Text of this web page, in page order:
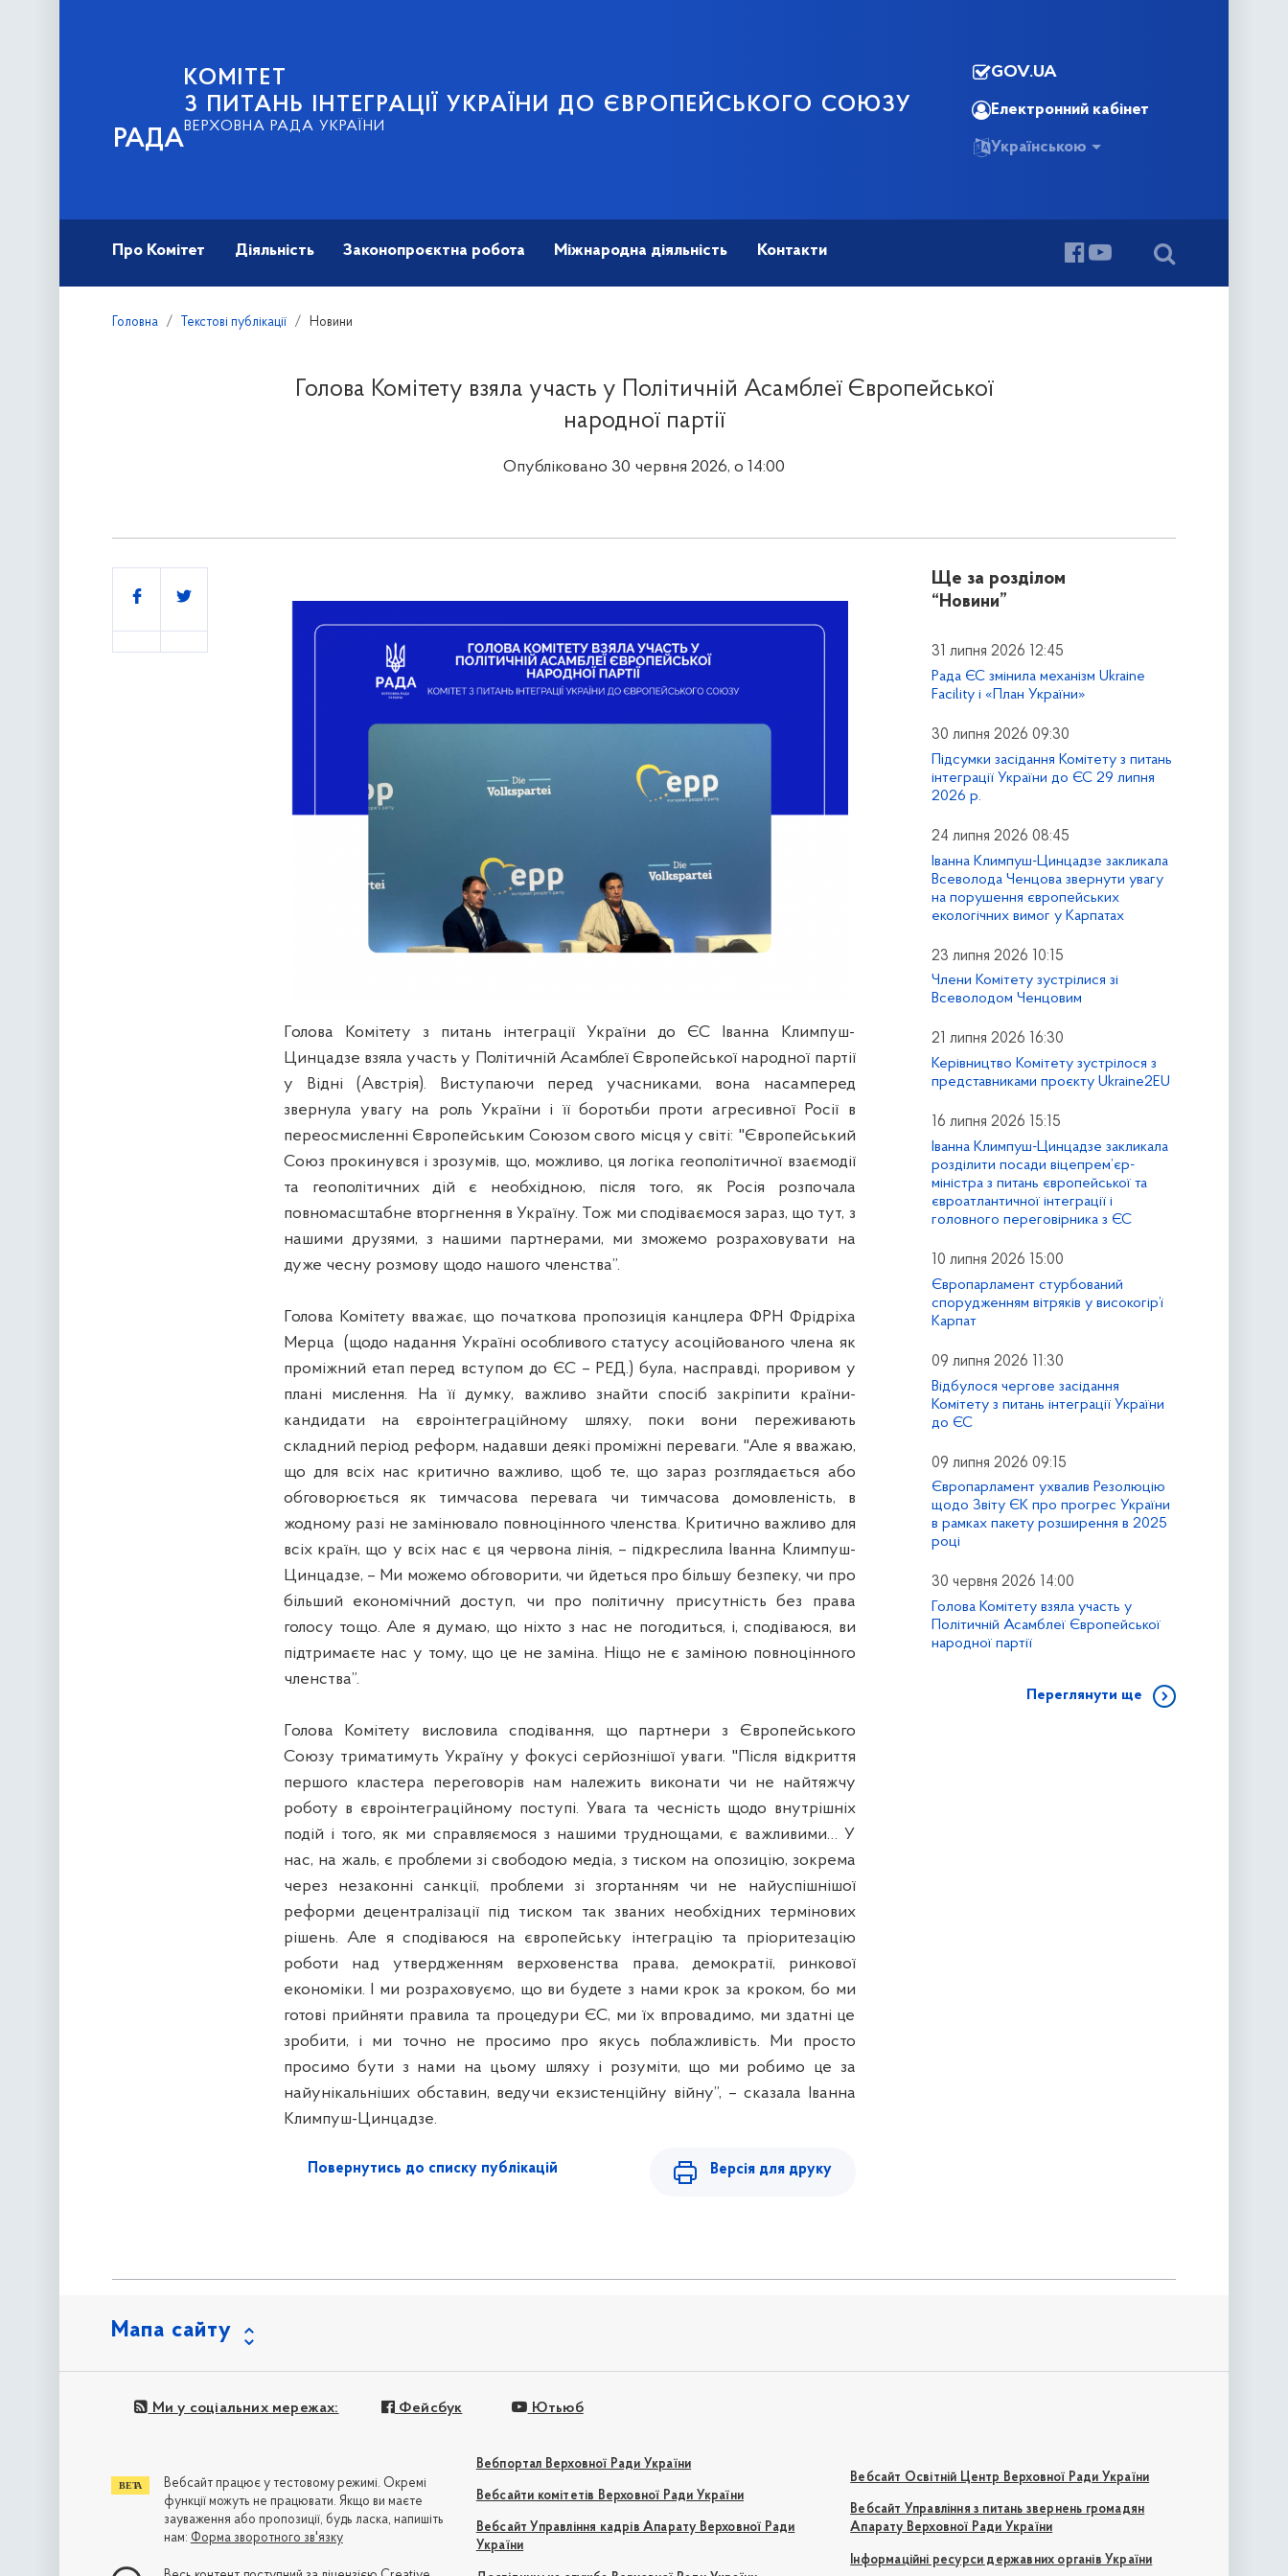
РАДА
КОМІТЕТ
З ПИТАНЬ ІНТЕГРАЦІЇ УКРАЇНИ ДО ЄВРОПЕЙСЬКОГО СОЮЗУ
ВЕРХОВНА РАДА УКРАЇНИ
GOV.UA
Електронний кабінет
Українською
Про Комітет Діяльність Законопроєктна робота Міжнародна діяльність Контакти
Головна Текстові публікації Новини
Голова Комітету взяла участь у Політичній Асамблеї Європейської
народної партії
Опубліковано 30 червня 2026, о 14:00
Голова Комітету з питань інтеграції України до ЄС Іванна Климпуш-
Цинцадзе взяла участь у Політичній Асамблеї Європейської народної партії
у Відні (Австрія). Виступаючи перед учасниками, вона насамперед
звернула увагу на роль України і її боротьби проти агресивної Росії в
переосмисленні Європейським Союзом свого місця у світі: "Європейський
Союз прокинувся і зрозумів, що, можливо, ця логіка геополітичної взаємодії
та геополітичних дій є необхідною, після того, як Росія розпочала
повномасштабне вторгнення в Україну. Тож ми сподіваємося зараз, що тут, з
нашими друзями, з нашими партнерами, ми зможемо розраховувати на
дуже чесну розмову щодо нашого членства”.
Голова Комітету вважає, що початкова пропозиція канцлера ФРН Фрідріха
Мерца (щодо надання Україні особливого статусу асоційованого члена як
проміжний етап перед вступом до ЄС – РЕД.) була, насправді, проривом у
плані мислення. На її думку, важливо знайти спосіб закріпити країни-
кандидати на євроінтеграційному шляху, поки вони переживають
складний період реформ, надавши деякі проміжні переваги. "Але я вважаю,
що для всіх нас критично важливо, щоб те, що зараз розглядається або
обговорюється як тимчасова перевага чи тимчасова домовленість, в
жодному разі не замінювало повноцінного членства. Критично важливо для
всіх країн, що у всіх нас є ця червона лінія, – підкреслила Іванна Климпуш-
Цинцадзе, – Ми можемо обговорити, чи йдеться про більшу безпеку, чи про
більший економічний доступ, чи про політичну присутність без права
голосу тощо. Але я думаю, що ніхто з нас не погодиться, і, сподіваюся, ви
підтримаєте нас у тому, що це не заміна. Ніщо не є заміною повноцінного
членства”.
Голова Комітету висловила сподівання, що партнери з Європейського
Союзу триматимуть Україну у фокусі серйознішої уваги. "Після відкриття
першого кластера переговорів нам належить виконати чи не найтяжчу
роботу в євроінтеграційному поступі. Увага та чесність щодо внутрішніх
подій і того, як ми справляємося з нашими труднощами, є важливими… У
нас, на жаль, є проблеми зі свободою медіа, з тиском на опозицію, зокрема
через незаконні санкції, проблеми зі згортанням чи не найуспішнішої
реформи децентралізації під тиском так званих необхідних термінових
рішень. Але я сподіваюся на європейську інтеграцію та пріоритезацію
роботи над утвердженням верховенства права, демократії, ринкової
економіки. І ми розраховуємо, що ви будете з нами крок за кроком, бо ми
готові прийняти правила та процедури ЄС, ми їх впровадимо, ми здатні це
зробити, і ми точно не просимо про якусь поблажливість. Ми просто
просимо бути з нами на цьому шляху і розуміти, що ми робимо це за
найунікальніших обставин, ведучи екзистенційну війну”, – сказала Іванна
Климпуш-Цинцадзе.
Поділитись
Повернутись до списку публікацій Версія для друку
Ще за розділом
“Новини”
31 липня 2026 12:45
Рада ЄС змінила механізм Ukraine
Facility і «План України»
30 липня 2026 09:30
Підсумки засідання Комітету з питань
інтеграції України до ЄС 29 липня
2026 р.
24 липня 2026 08:45
Іванна Климпуш-Цинцадзе закликала
Всеволода Ченцова звернути увагу
на порушення європейських
екологічних вимог у Карпатах
23 липня 2026 10:15
Члени Комітету зустрілися зі
Всеволодом Ченцовим
21 липня 2026 16:30
Керівництво Комітету зустрілося з
представниками проєкту Ukraine2EU
16 липня 2026 15:15
Іванна Климпуш-Цинцадзе закликала
розділити посади віцепрем’єр-
міністра з питань європейської та
євроатлантичної інтеграції і
головного переговірника з ЄС
10 липня 2026 15:00
Європарламент стурбований
спорудженням вітряків у високогір’ї
Карпат
09 липня 2026 11:30
Відбулося чергове засідання
Комітету з питань інтеграції України
до ЄС
09 липня 2026 09:15
Європарламент ухвалив Резолюцію
щодо Звіту ЄК про прогрес України
в рамках пакету розширення в 2025
році
30 червня 2026 14:00
Голова Комітету взяла участь у
Політичній Асамблеї Європейської
народної партії
Переглянути ще
Мапа сайту
Ми у соціальних мережах: Фейсбук Ютьюб
Вебпортал Верховної Ради України
Вебсайти комітетів Верховної Ради України
Вебсайт Управління кадрів Апарату Верховної Ради
України
Вебсайт Освітній Центр Верховної Ради України
Вебсайт Управління з питань звернень громадян
Апарату Верховної Ради України
Інформаційні ресурси державних органів України
Вебсайт працює у тестовому режимі. Окремі
функції можуть не працювати. Якщо ви маєте
зауваження або пропозиції, будь ласка, напишіть
нам: Форма зворотного зв'язку